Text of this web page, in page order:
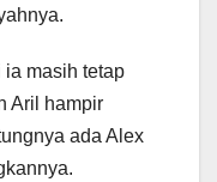
ia masih tetap
Aril hampir
ada Alex